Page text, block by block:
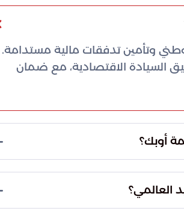
وتأمين تدفقات مالية مستدامة.
السيادة الاقتصادية، مع ضمان
السياسية في بغداد وإيمانها